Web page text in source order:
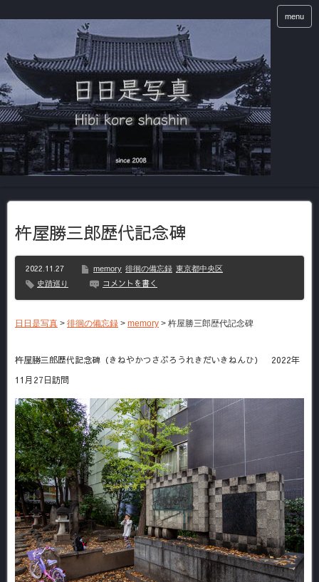
menu
杵屋勝三郎歴代記念碑
2022.11.27 memory 徘徊の備忘録 東京都中央区
史蹟巡り
コメントを書く
日日是写真 > 徘徊の備忘録 > memory > 杵屋勝三郎歴代記念碑
杵屋勝三郎歴代記念碑（きねやかつさぶろうれきだいきねんひ） 2022年
11月27日訪問